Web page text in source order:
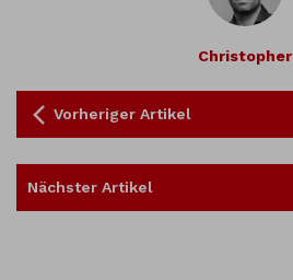
Christopher
Vorheriger Artikel
Nächster Artikel